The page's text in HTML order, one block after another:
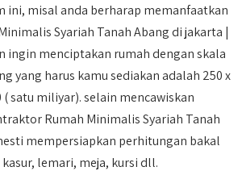
ini, misal anda berharap memanfaatkan
Syariah Tanah Abang di jakarta |
ingin menciptakan rumah dengan skala
yang harus kamu sediakan adalah 250 x
( satu miliyar). selain mencawiskan
Rumah Minimalis Syariah Tanah
mempersiapkan perhitungan bakal
lemari, meja, kursi dll.